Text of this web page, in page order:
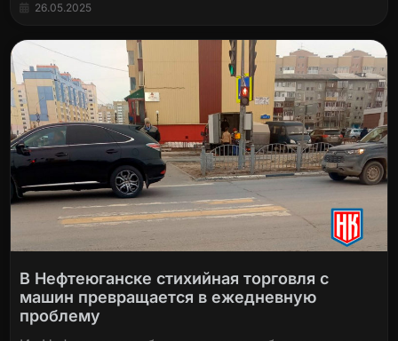
26.05.2025
В Нефтеюганске стихийная торговля с
машин превращается в ежедневную
проблему